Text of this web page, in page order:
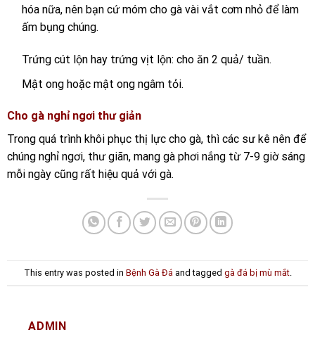
hóa nữa, nên bạn cứ móm cho gà vài vắt cơm nhỏ để làm
ấm bụng chúng.
Trứng cút lộn hay trứng vịt lộn: cho ăn 2 quả/ tuần.
Mật ong hoặc mật ong ngâm tỏi.
Cho gà nghỉ ngơi thư giản
Trong quá trình khôi phục thị lực cho gà, thì các sư kê nên để
chúng nghỉ ngơi, thư giãn, mang gà phơi nắng từ 7-9 giờ sáng
mỗi ngày cũng rất hiệu quả với gà.
This entry was posted in Bệnh Gà Đá and tagged gà đá bị mù mắt.
ADMIN